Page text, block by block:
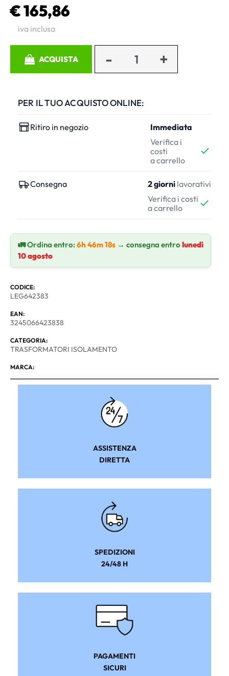
€ 165,86
iva inclusa
ACQUISTA
PER IL TUO ACQUISTO ONLINE:
Ritiro in negozio
Immediata
Verifica i
costi
a carrello
Consegna 2 giorni lavorativi
Verifica i costi
a carrello
🚛 Ordina entro:6h 46m 18s → consegna entrolunedì
10 agosto
CODICE:
LEG642383
EAN:
3245066423838
CATEGORIA:
TRASFORMATORI ISOLAMENTO
MARCA:
ASSISTENZA
DIRETTA
SPEDIZIONI
24/48 H
PAGAMENTI
SICURI